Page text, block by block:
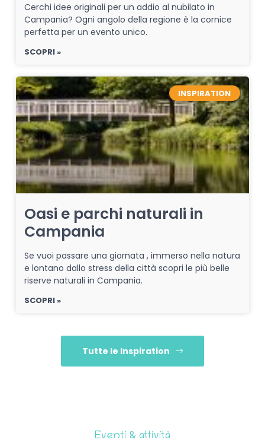
Cerchi idee originali per un addio al nubilato in
Campania? Ogni angolo della regione è la cornice
perfetta per un evento unico.
SCOPRI »
INSPIRATION
Oasi e parchi naturali in
Campania
Se vuoi passare una giornata , immerso nella natura
e lontano dallo stress della città scopri le più belle
riserve naturali in Campania.
SCOPRI »
Tutte le Inspiration
Eventi & attività